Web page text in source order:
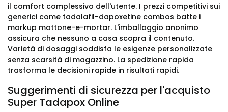
il comfort complessivo dell'utente. I prezzi competitivi sui
generici come tadalafil-dapoxetine combos batte i
markup mattone-e-mortar. L'imballaggio anonimo
assicura che nessuno a casa scopra il contenuto.
Varietà di dosaggi soddisfa le esigenze personalizzate
senza scarsità di magazzino. La spedizione rapida
trasforma le decisioni rapide in risultati rapidi.
Suggerimenti di sicurezza per l'acquisto
Super Tadapox Online